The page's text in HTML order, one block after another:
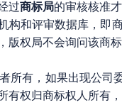
过商标局的审核核准
构和评审数据库，即
版权局不会询问该商
所有，如果出现公司
有权归商标权人所有